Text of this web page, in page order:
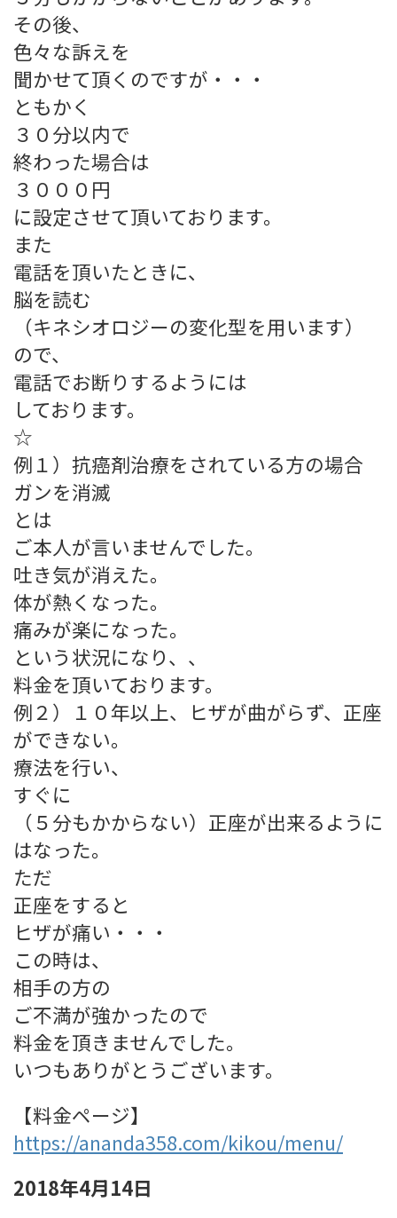
その後、
色々な訴えを
聞かせて頂くのですが・・・
ともかく
３０分以内で
終わった場合は
３０００円
に設定させて頂いております。
また
電話を頂いたときに、
脳を読む
（キネシオロジーの変化型を用います）
ので、
電話でお断りするようには
しております。
☆
例１）抗癌剤治療をされている方の場合
ガンを消滅
とは
ご本人が言いませんでした。
吐き気が消えた。
体が熱くなった。
痛みが楽になった。
という状況になり、、
料金を頂いております。
例２）１０年以上、ヒザが曲がらず、正座
ができない。
療法を行い、
すぐに
（５分もかからない）正座が出来るように
はなった。
ただ
正座をすると
ヒザが痛い・・・
この時は、
相手の方の
ご不満が強かったので
料金を頂きませんでした。
いつもありがとうございます。
【料金ページ】
https://ananda358.com/kikou/menu/
2018年4月14日